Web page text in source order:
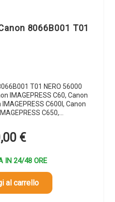
8066B001 T01
T01 NERO 56000
IMAGEPRESS C60, Canon
IMAGEPRESS C600I, Canon
C650,…
€
IN 24/48 ORE
al carrello